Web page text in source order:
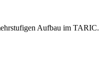
Aufbau im TARIC.